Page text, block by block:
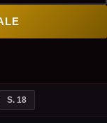
S. 18